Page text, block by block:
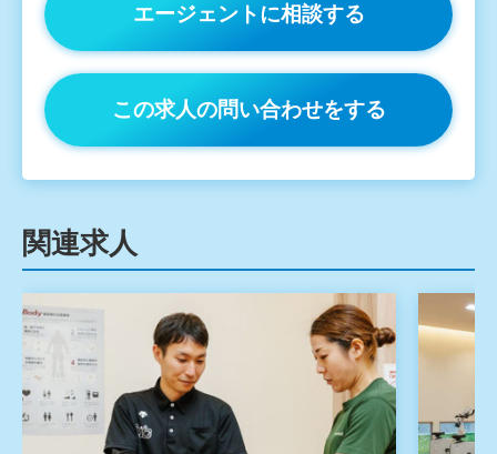
エージェントに相談する
この求人の問い合わせをする
関連求人